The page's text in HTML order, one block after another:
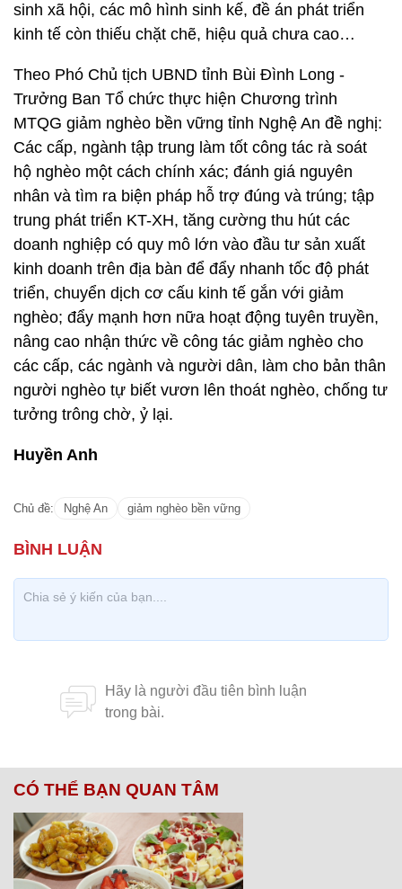
sinh xã hội, các mô hình sinh kế, đề án phát triển
kinh tế còn thiếu chặt chẽ, hiệu quả chưa cao…
Theo Phó Chủ tịch UBND tỉnh Bùi Đình Long -
Trưởng Ban Tổ chức thực hiện Chương trình
MTQG giảm nghèo bền vững tỉnh Nghệ An đề nghị:
Các cấp, ngành tập trung làm tốt công tác rà soát
hộ nghèo một cách chính xác; đánh giá nguyên
nhân và tìm ra biện pháp hỗ trợ đúng và trúng; tập
trung phát triển KT-XH, tăng cường thu hút các
doanh nghiệp có quy mô lớn vào đầu tư sản xuất
kinh doanh trên địa bàn để đẩy nhanh tốc độ phát
triển, chuyển dịch cơ cấu kinh tế gắn với giảm
nghèo; đẩy mạnh hơn nữa hoạt động tuyên truyền,
nâng cao nhận thức về công tác giảm nghèo cho
các cấp, các ngành và người dân, làm cho bản thân
người nghèo tự biết vươn lên thoát nghèo, chống tư
tưởng trông chờ, ỷ lại.
Huyền Anh
Chủ đề: Nghệ An giảm nghèo bền vững
CÓ THỂ BẠN QUAN TÂM